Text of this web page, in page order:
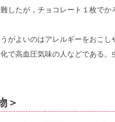
したが，チョコレート１枚で
がよいのはアレルギーをおこし
で高血圧気味の人などである
＞